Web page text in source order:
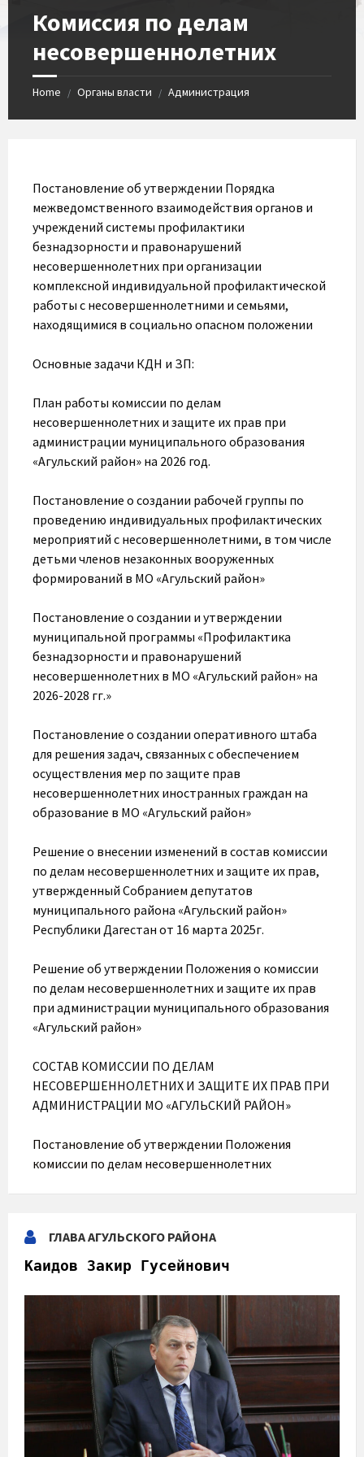
Комиссия по делам
несовершеннолетних
Home / Органы власти / Администрация
Постановление об утверждении Порядка
межведомственного взаимодействия органов и
учреждений системы профилактики
безнадзорности и правонарушений
несовершеннолетних при организации
комплексной индивидуальной профилактической
работы с несовершеннолетними и семьями,
находящимися в социально опасном положении
Основные задачи КДН и ЗП:
План работы комиссии по делам
несовершеннолетних и защите их прав при
администрации муниципального образования
«Агульский район» на 2026 год.
Постановление о создании рабочей группы по
проведению индивидуальных профилактических
мероприятий с несовершеннолетними, в том числе
детьми членов незаконных вооруженных
формирований в МО «Агульский район»
Постановление о создании и утверждении
муниципальной программы «Профилактика
безнадзорности и правонарушений
несовершеннолетних в МО «Агульский район» на
2026-2028 гг.»
Постановление о создании оперативного штаба
для решения задач, связанных с обеспечением
осуществления мер по защите прав
несовершеннолетних иностранных граждан на
образование в МО «Агульский район»
Решение о внесении изменений в состав комиссии
по делам несовершеннолетних и защите их прав,
утвержденный Собранием депутатов
муниципального района «Агульский район»
Республики Дагестан от 16 марта 2025г.
Решение об утверждении Положения о комиссии
по делам несовершеннолетних и защите их прав
при администрации муниципального образования
«Агульский район»
СОСТАВ КОМИССИИ ПО ДЕЛАМ
НЕСОВЕРШЕННОЛЕТНИХ И ЗАЩИТЕ ИХ ПРАВ ПРИ
АДМИНИСТРАЦИИ МО «АГУЛЬСКИЙ РАЙОН»
Постановление об утверждении Положения
комиссии по делам несовершеннолетних
ГЛАВА АГУЛЬСКОГО РАЙОНА
Каидов Закир Гусейнович